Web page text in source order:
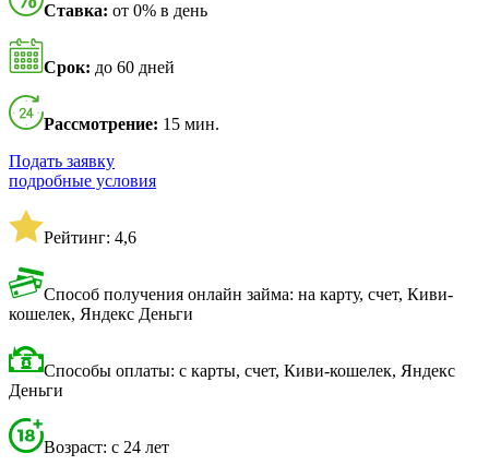
Ставка: от 0% в день
Срок: до 60 дней
Рассмотрение: 15 мин.
Подать заявку
подробные условия
Рейтинг: 4,6
Способ получения онлайн займа: на карту, счет, Киви-
кошелек, Яндекс Деньги
Способы оплаты: с карты, счет, Киви-кошелек, Яндекс
Деньги
Возраст: с 24 лет